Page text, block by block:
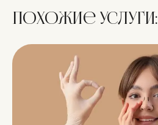
Похожие услуги: